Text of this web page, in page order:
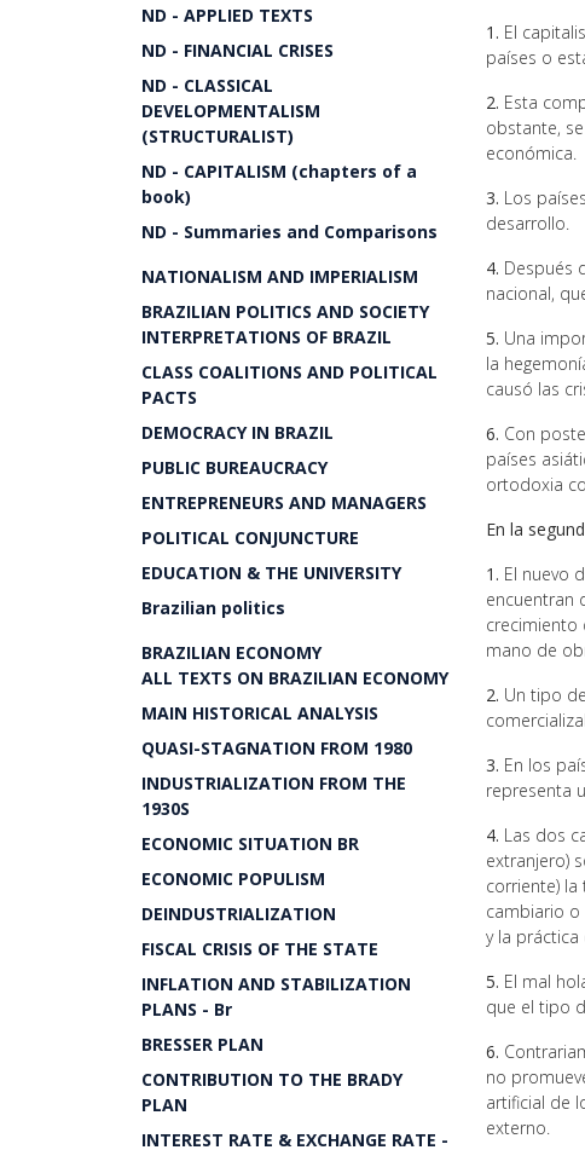
ND - APPLIED TEXTS
ND - FINANCIAL CRISES
ND - CLASSICAL
DEVELOPMENTALISM
(STRUCTURALIST)
ND - CAPITALISM (chapters of a
book)
ND - Summaries and Comparisons
NATIONALISM AND IMPERIALISM
BRAZILIAN POLITICS AND SOCIETY
INTERPRETATIONS OF BRAZIL
CLASS COALITIONS AND POLITICAL
PACTS
DEMOCRACY IN BRAZIL
PUBLIC BUREAUCRACY
ENTREPRENEURS AND MANAGERS
POLITICAL CONJUNCTURE
EDUCATION & THE UNIVERSITY
Brazilian politics
BRAZILIAN ECONOMY
ALL TEXTS ON BRAZILIAN ECONOMY
MAIN HISTORICAL ANALYSIS
QUASI-STAGNATION FROM 1980
INDUSTRIALIZATION FROM THE
1930S
ECONOMIC SITUATION BR
ECONOMIC POPULISM
DEINDUSTRIALIZATION
FISCAL CRISIS OF THE STATE
INFLATION AND STABILIZATION
PLANS - Br
BRESSER PLAN
CONTRIBUTION TO THE BRADY
PLAN
INTEREST RATE & EXCHANGE RATE -
1. El
países o
2. Esta
obstante,
económica.
3. Los
desarrollo.
4. Después
nacional,
5. Una
la
causó las
6. Con
países
ortodoxia
En la
1. El nuevo
encuentran
crecimiento
mano de
2. Un tipo
3. En los
representa
4. Las dos
extranjero)
corriente)
cambiario
y la
5. El mal
que el tipo
6.
no
artificial de
externo.